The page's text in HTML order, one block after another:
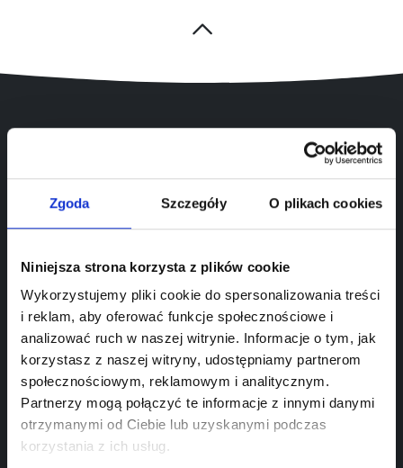
Zgoda Szczegóły O plikach cookies
Niniejsza strona korzysta z plików cookie
Wykorzystujemy pliki cookie do spersonalizowania treści
i reklam, aby oferować funkcje społecznościowe i
analizować ruch w naszej witrynie. Informacje o tym, jak
korzystasz z naszej witryny, udostępniamy partnerom
społecznościowym, reklamowym i analitycznym.
Partnerzy mogą połączyć te informacje z innymi danymi
otrzymanymi od Ciebie lub uzyskanymi podczas
korzystania z ich usług.
Doskonałe miejsce do wypoczynku,
celebracji posiłków oraz uroczystości rodzinnych
+48 690 360 630
phudorotaduks@gmail.com